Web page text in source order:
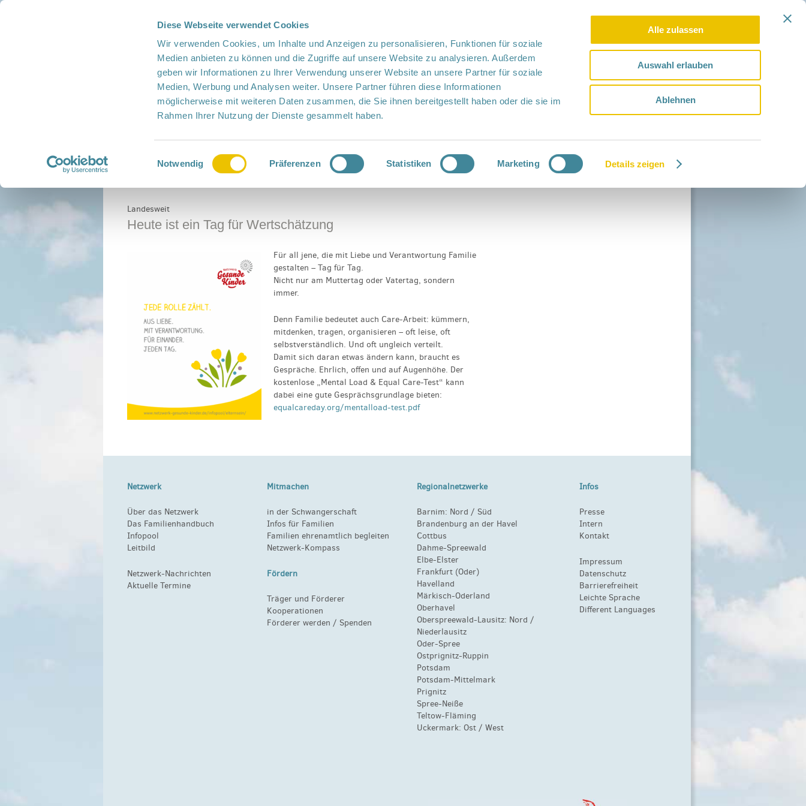
Diese Webseite verwendet Cookies
Wir verwenden Cookies, um Inhalte und Anzeigen zu personalisieren, Funktionen für soziale
Medien anbieten zu können und die Zugriffe auf unsere Website zu analysieren. Außerdem
geben wir Informationen zu Ihrer Verwendung unserer Website an unsere Partner für soziale
Medien, Werbung und Analysen weiter. Unsere Partner führen diese Informationen
möglicherweise mit weiteren Daten zusammen, die Sie ihnen bereitgestellt haben oder die sie im
Rahmen Ihrer Nutzung der Dienste gesammelt haben.
Einwilligungsauswahl
Notwendig Präferenzen Statistiken Marketing Details zeigen
Alle zulassen
Auswahl erlauben
Ablehnen
Intern Netzwerk-Kompass Leichte Sprache
Termine
Heute ist ein Tag für Wertschätzung
Landesweit
Heute ist ein Tag für Wertschätzung
Für all jene, die mit Liebe und Verantwortung Familie
gestalten – Tag für Tag.
Nicht nur am Muttertag oder Vatertag, sondern
immer.
Denn Familie bedeutet auch Care-Arbeit: kümmern,
mitdenken, tragen, organisieren – oft leise, oft
selbstverständlich. Und oft ungleich verteilt.
Damit sich daran etwas ändern kann, braucht es
Gespräche. Ehrlich, offen und auf Augenhöhe. Der
kostenlose „Mental Load & Equal Care-Test“ kann
dabei eine gute Gesprächsgrundlage bieten:
equalcareday.org/mentalload-test.pdf
Netzwerk
Über das Netzwerk
Das Familienhandbuch
Infopool
Leitbild
Netzwerk-Nachrichten
Aktuelle Termine
Mitmachen
in der Schwangerschaft
Infos für Familien
Familien ehrenamtlich begleiten
Netzwerk-Kompass
Fördern
Träger und Förderer
Kooperationen
Förderer werden / Spenden
Regionalnetzwerke
Barnim: Nord / Süd
Brandenburg an der Havel
Cottbus
Dahme-Spreewald
Elbe-Elster
Frankfurt (Oder)
Havelland
Märkisch-Oderland
Oberhavel
Oberspreewald-Lausitz: Nord /
Niederlausitz
Oder-Spree
Ostprignitz-Ruppin
Potsdam
Potsdam-Mittelmark
Prignitz
Spree-Neiße
Teltow-Fläming
Uckermark:Ost /West
Infos
Presse
Intern
Kontakt
Impressum
Datenschutz
Barrierefreiheit
Leichte Sprache
Different Languages